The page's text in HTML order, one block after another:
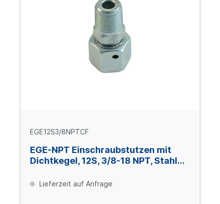
EGE12S3/8NPTCF
EGE-NPT Einschraubstutzen mit
Dichtkegel, 12S, 3/8-18 NPT, Stahl
Lieferzeit auf Anfrage